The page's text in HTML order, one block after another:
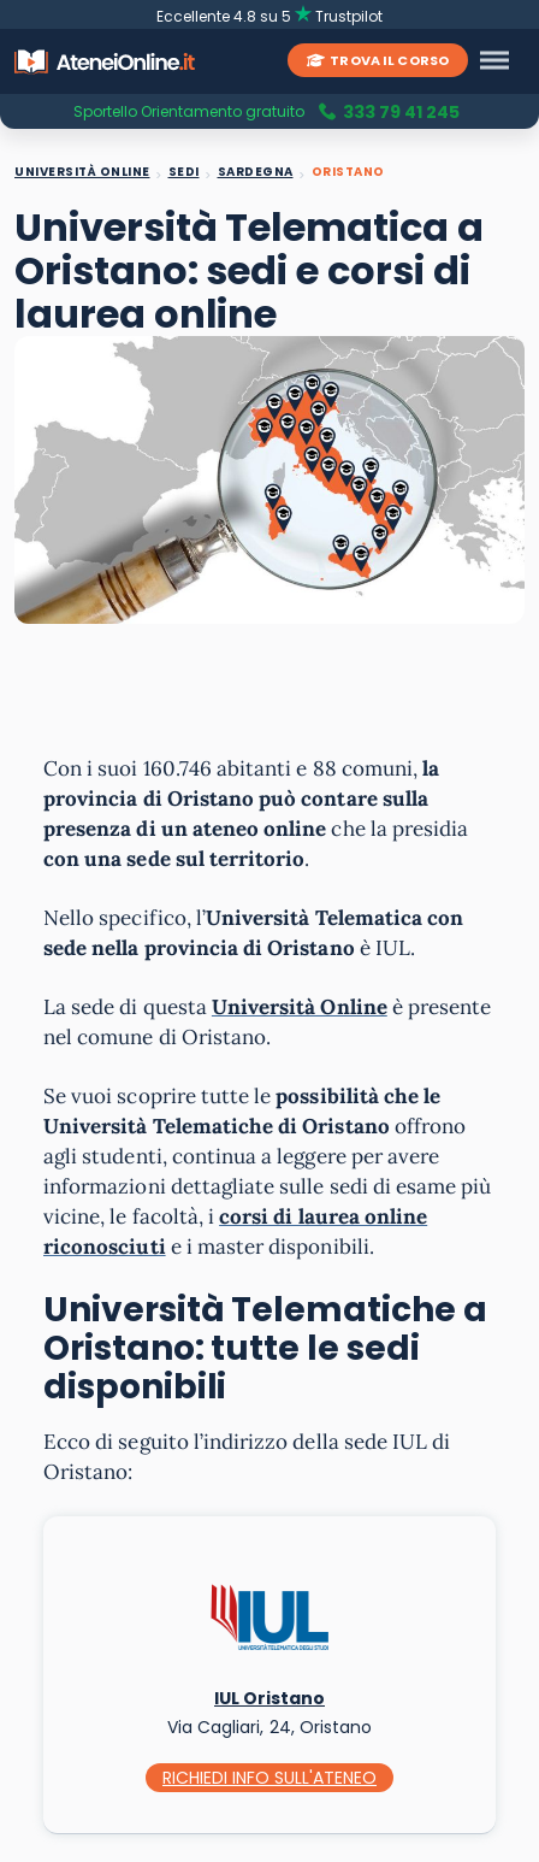
Eccellente 4.8 su 5 Trustpilot
TROVA IL CORSO
Sportello Orientamento gratuito 333 79 41 245
UNIVERSITÀ ONLINE SEDI SARDEGNA ORISTANO
Università Telematica a
Oristano: sedi e corsi di
laurea online
Con i suoi 160.746 abitanti e 88 comuni,la
provincia di Oristano può contare sulla
presenza di un ateneo onlineche la presidia
con una sede sul territorio.
Nello specifico, l’Università Telematica con
sede nella provincia di Oristano è IUL.
La sede di questaUniversità Onlineè presente
nel comune di Oristano.
Se vuoi scoprire tutte lepossibilità che le
Università Telematiche di Oristano offrono
agli studenti, continua a leggere per avere
informazioni dettagliate sulle sedi di esame più
vicine, le facoltà, icorsi di laurea online
riconosciutie i master disponibili.
Università Telematiche a
Oristano: tutte le sedi
disponibili
Ecco di seguito l’indirizzo della sede IUL di
Oristano:
IUL Oristano
Via Cagliari, 24, Oristano
RICHIEDI INFO SULL'ATENEO